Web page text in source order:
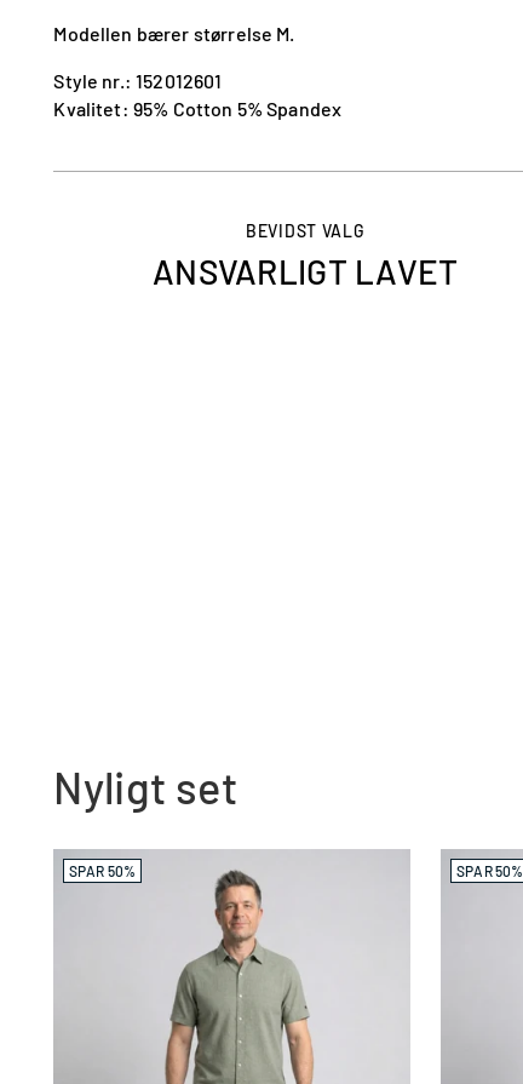
Modellen bærer størrelse M.
Style nr.: 152012601
Kvalitet: 95% Cotton 5% Spandex
BEVIDST VALG
ANSVARLIGT LAVET
Nyligt set
SPAR 50% SPAR 50%